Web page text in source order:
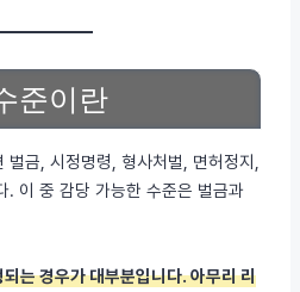
준이란
벌금, 시정명령, 형사처벌, 면허정지,
. 이 중 감당 가능한 수준은 벌금과
는 경우가 대부분입니다. 아무리 리